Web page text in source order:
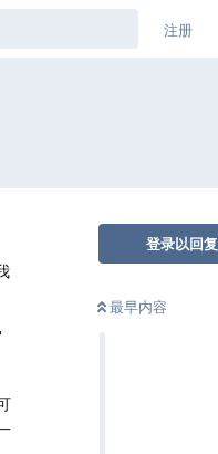
注册
登录以回复
最早内容